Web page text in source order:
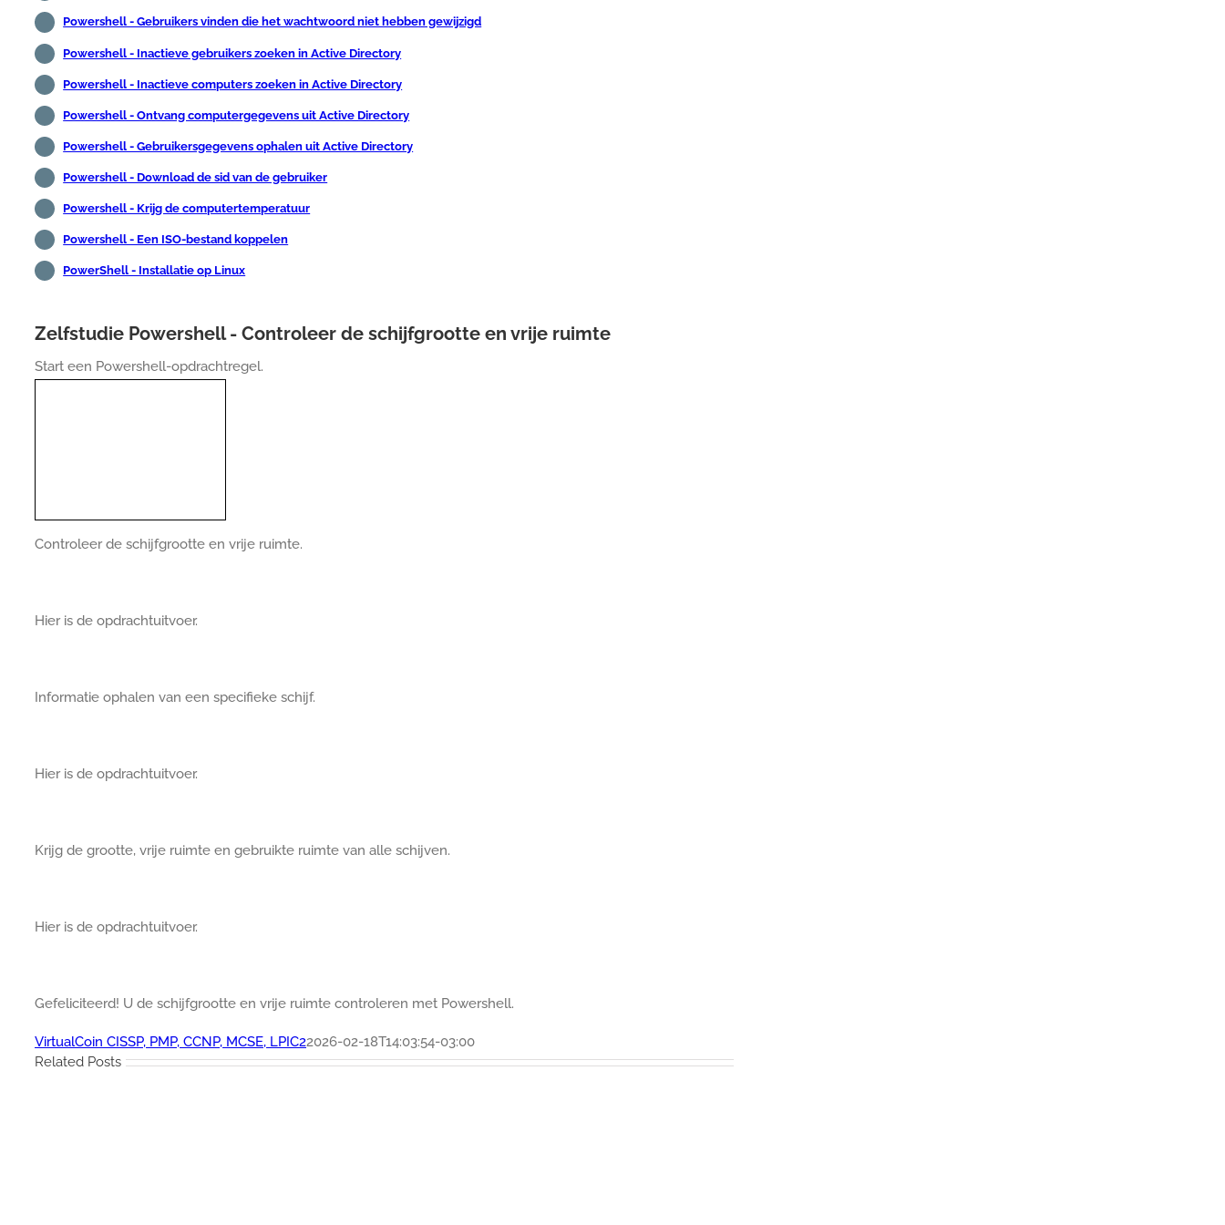
Powershell - Gebruikers vinden die het wachtwoord niet hebben gewijzigd
Powershell - Inactieve gebruikers zoeken in Active Directory
Powershell - Inactieve computers zoeken in Active Directory
Powershell - Ontvang computergegevens uit Active Directory
Powershell - Gebruikersgegevens ophalen uit Active Directory
Powershell - Download de sid van de gebruiker
Powershell - Krijg de computertemperatuur
Powershell - Een ISO-bestand koppelen
PowerShell - Installatie op Linux
Zelfstudie Powershell - Controleer de schijfgrootte en vrije ruimte
Start een Powershell-opdrachtregel.
Controleer de schijfgrootte en vrije ruimte.
Hier is de opdrachtuitvoer.
Informatie ophalen van een specifieke schijf.
Hier is de opdrachtuitvoer.
Krijg de grootte, vrije ruimte en gebruikte ruimte van alle schijven.
Hier is de opdrachtuitvoer.
Gefeliciteerd! U de schijfgrootte en vrije ruimte controleren met Powershell.
VirtualCoin CISSP, PMP, CCNP, MCSE, LPIC22026-02-18T14:03:54-03:00
Related Posts